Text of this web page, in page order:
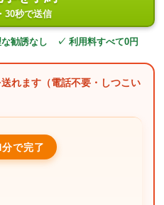
30秒で送信
勧誘なし ✓ 利用料すべて0円
れます（電話不要・しつこい
で完了